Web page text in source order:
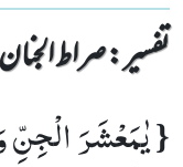
تفسیر : ‎صراط الجنان
{یٰمَعْشَرَ الْجِنِّ